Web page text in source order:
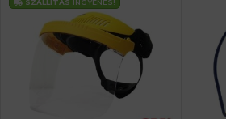
SZÁLLÍTÁS INGYENES!